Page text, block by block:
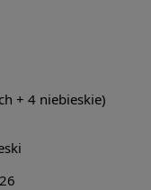
+ 4 niebieskie)